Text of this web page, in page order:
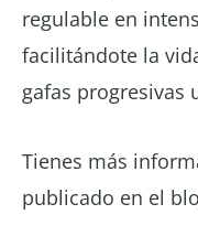
regulable en
facilitándote la
gafas progresivas
Tienes más
publicado en el